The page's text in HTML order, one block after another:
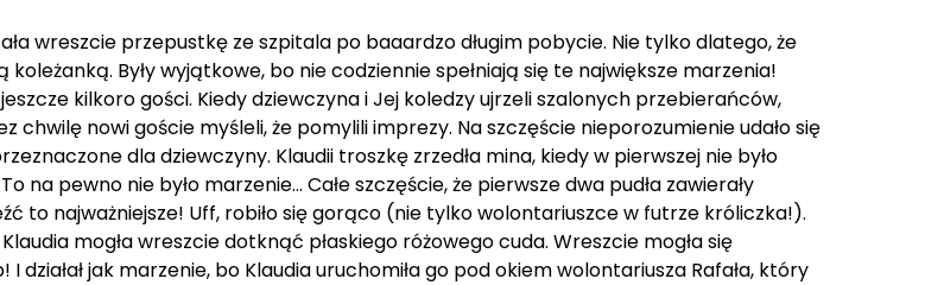
wreszcie przepustkę ze szpitala po baaardzo długim pobycie. Nie tylko dlatego, że
koleżanką. Były wyjątkowe, bo nie codziennie spełniają się te największe marzenia!
kilkoro gości. Kiedy dziewczyna i Jej koledzy ujrzeli szalonych przebierańców,
chwilę nowi goście myśleli, że pomylili imprezy. Na szczęście nieporozumienie udało się
dla dziewczyny. Klaudii troszkę zrzedła mina, kiedy w pierwszej nie było
na pewno nie było marzenie... Całe szczęście, że pierwsze dwa pudła zawierały
to najważniejsze! Uff, robiło się gorąco (nie tylko wolontariuszce w futrze króliczka!).
mogła wreszcie dotknąć płaskiego różowego cuda. Wreszcie mogła się
jak marzenie, bo Klaudia uruchomiła go pod okiem wolontariusza Rafała, który